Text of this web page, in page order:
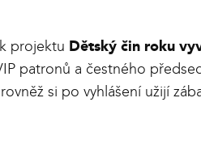
projektu Dětský čin roku
patronů a čestného
si po vyhlášení užijí